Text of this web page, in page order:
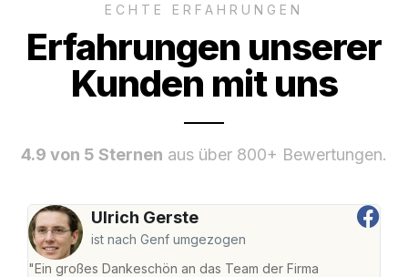
ECHTE ERFAHRUNGEN
Erfahrungen unserer
Kunden mit uns
4.9 von 5 Sternen aus über 800+ Bewertungen.
Ulrich Gerste
ist nach Genf umgezogen
"Ein großes Dankeschön an das Team der Firma